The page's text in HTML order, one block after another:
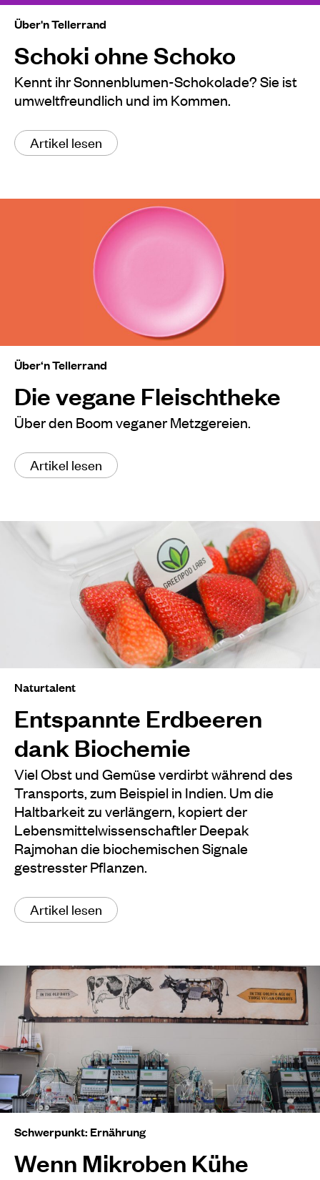
Über'n Tellerrand
Schoki ohne Schoko
Kennt ihr Sonnenblumen-Schokolade? Sie ist
umweltfreundlich und im Kommen.
Artikel lesen
Über‘n Tellerrand
Die vegane Fleischtheke
Über den Boom veganer Metzgereien.
Artikel lesen
Naturtalent
Entspannte Erdbeeren
dank Biochemie
Viel Obst und Gemüse verdirbt während des
Transports, zum Beispiel in Indien. Um die
Haltbarkeit zu verlängern, kopiert der
Lebensmittelwissenschaftler Deepak
Rajmohan die biochemischen Signale
gestresster Pflanzen.
Artikel lesen
Schwerpunkt: Ernährung
Wenn Mikroben Kühe